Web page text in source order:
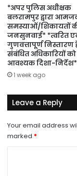
*अपर पुलिस अधीक्षक
बलरामपुर द्वारा
समस्याओं/शिकायतों
जनसुनवाई* *त्वरित
गुणवत्तापूर्ण निस्तारण
संबंधित अधिकारियों को
आवश्यक दिशा-निर्देश*
1 week ago
Leave a Reply
Your email address
marked *